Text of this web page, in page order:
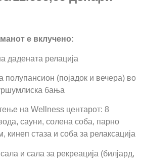
е вклучено:
дадената релација
(појадок и вечера) во
бања
на Wellness центарот: 8
сауни, солена соба, парно
кинеп стаза и соба за релаксација
и сала за рекреација (билјард,